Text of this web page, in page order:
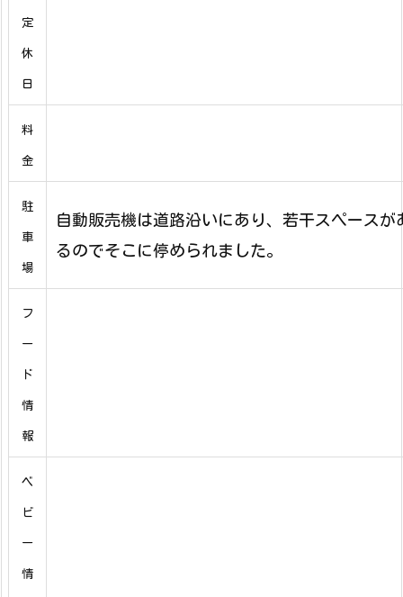
定
休
日
料
金
駐
車
場
自動販売機は道路沿いにあり、若干スペースが
るのでそこに停められました。
フ
ー
ド
情
報
ベ
ビ
ー
情